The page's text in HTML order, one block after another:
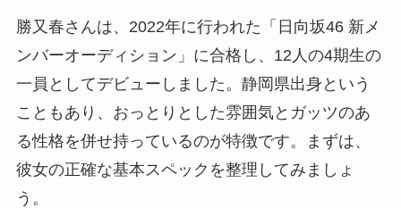
勝又春さんは、2022年に行われた「日向坂46 新メ
ンバーオーディション」に合格し、12人の4期生の
一員としてデビューしました。静岡県出身という
こともあり、おっとりとした雰囲気とガッツのあ
る性格を併せ持っているのが特徴です。まずは、
彼女の正確な基本スペックを整理してみましょ
う。